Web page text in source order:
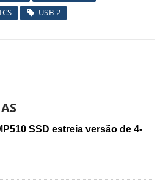
USB 2
SSD estreia versão de 4-